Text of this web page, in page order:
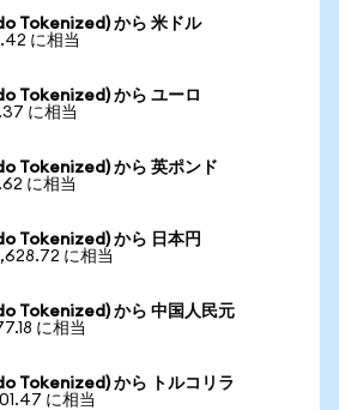
Tokenized) から 米ドル
に相当
Tokenized) から ユーロ
に相当
Tokenized) から 英ポンド
に相当
Tokenized) から 日本円
に相当
Tokenized) から 中国人民元
に相当
Tokenized) から トルコリラ
に相当